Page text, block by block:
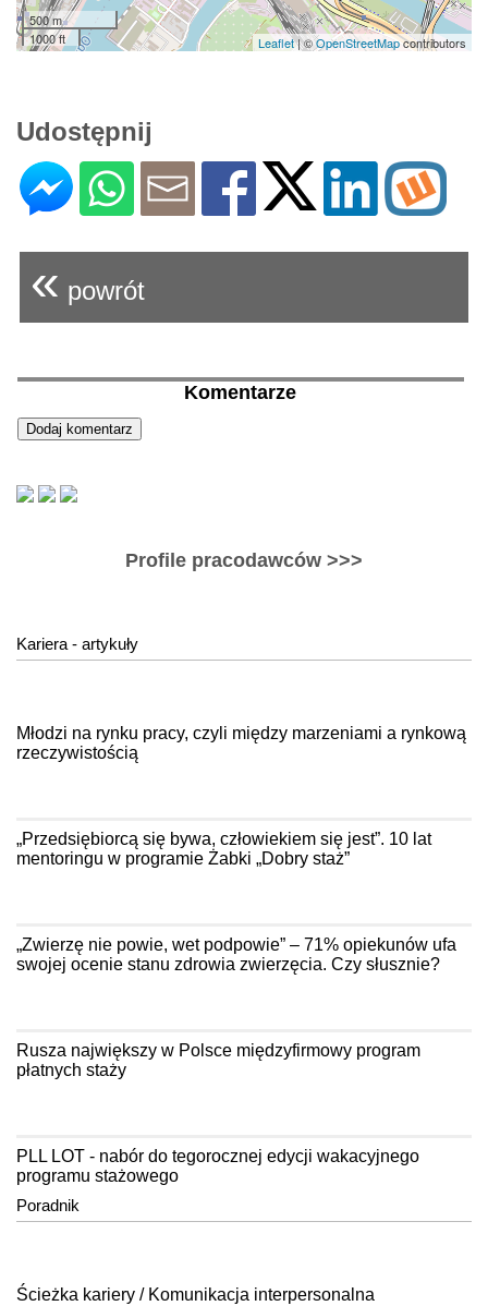
500 m
1000 ft
Leaflet| ©OpenStreetMapcontributors
Udostępnij
« powrót
Komentarze
Profile pracodawców >>>
Kariera - artykuły
Młodzi na rynku pracy, czyli między marzeniami a rynkową
rzeczywistością
„Przedsiębiorcą się bywa, człowiekiem się jest”. 10 lat
mentoringu w programie Żabki „Dobry staż”
„Zwierzę nie powie, wet podpowie” – 71% opiekunów ufa
swojej ocenie stanu zdrowia zwierzęcia. Czy słusznie?
Rusza największy w Polsce międzyfirmowy program
płatnych staży
PLL LOT - nabór do tegorocznej edycji wakacyjnego
programu stażowego
Poradnik
Ścieżka kariery / Komunikacja interpersonalna